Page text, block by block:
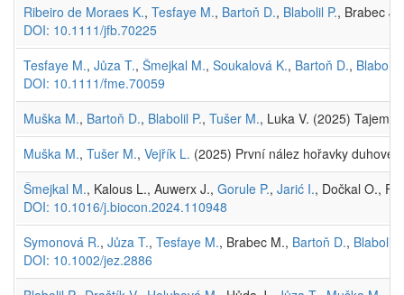
Ribeiro de Moraes K., Tesfaye M., Bartoň D., Blabolil P., Brabec
DOI: 10.1111/jfb.70225
Tesfaye M., Jůza T., Šmejkal M., Soukalová K., Bartoň D., Blabolil
DOI: 10.1111/fme.70059
Muška M., Bartoň D., Blabolil P., Tušer M., Luka V. (2025)
Muška M., Tušer M., Vejřík L. (2025) První nález hořavky duhové
Šmejkal M., Kalous L., Auwerx J., Gorule P., Jarić I., Dočkal O.,
DOI: 10.1016/j.biocon.2024.110948
Symonová R., Jůza T., Tesfaye M., Brabec M., Bartoň D., Blabolil
DOI: 10.1002/jez.2886